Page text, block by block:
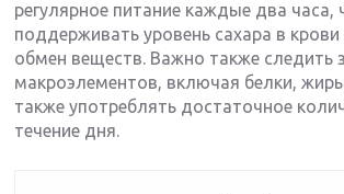
регулярное питание каждые два часа,
поддерживать уровень сахара в крови
обмен веществ. Важно также следить
макроэлементов, включая белки,
также употреблять достаточное
течение дня.